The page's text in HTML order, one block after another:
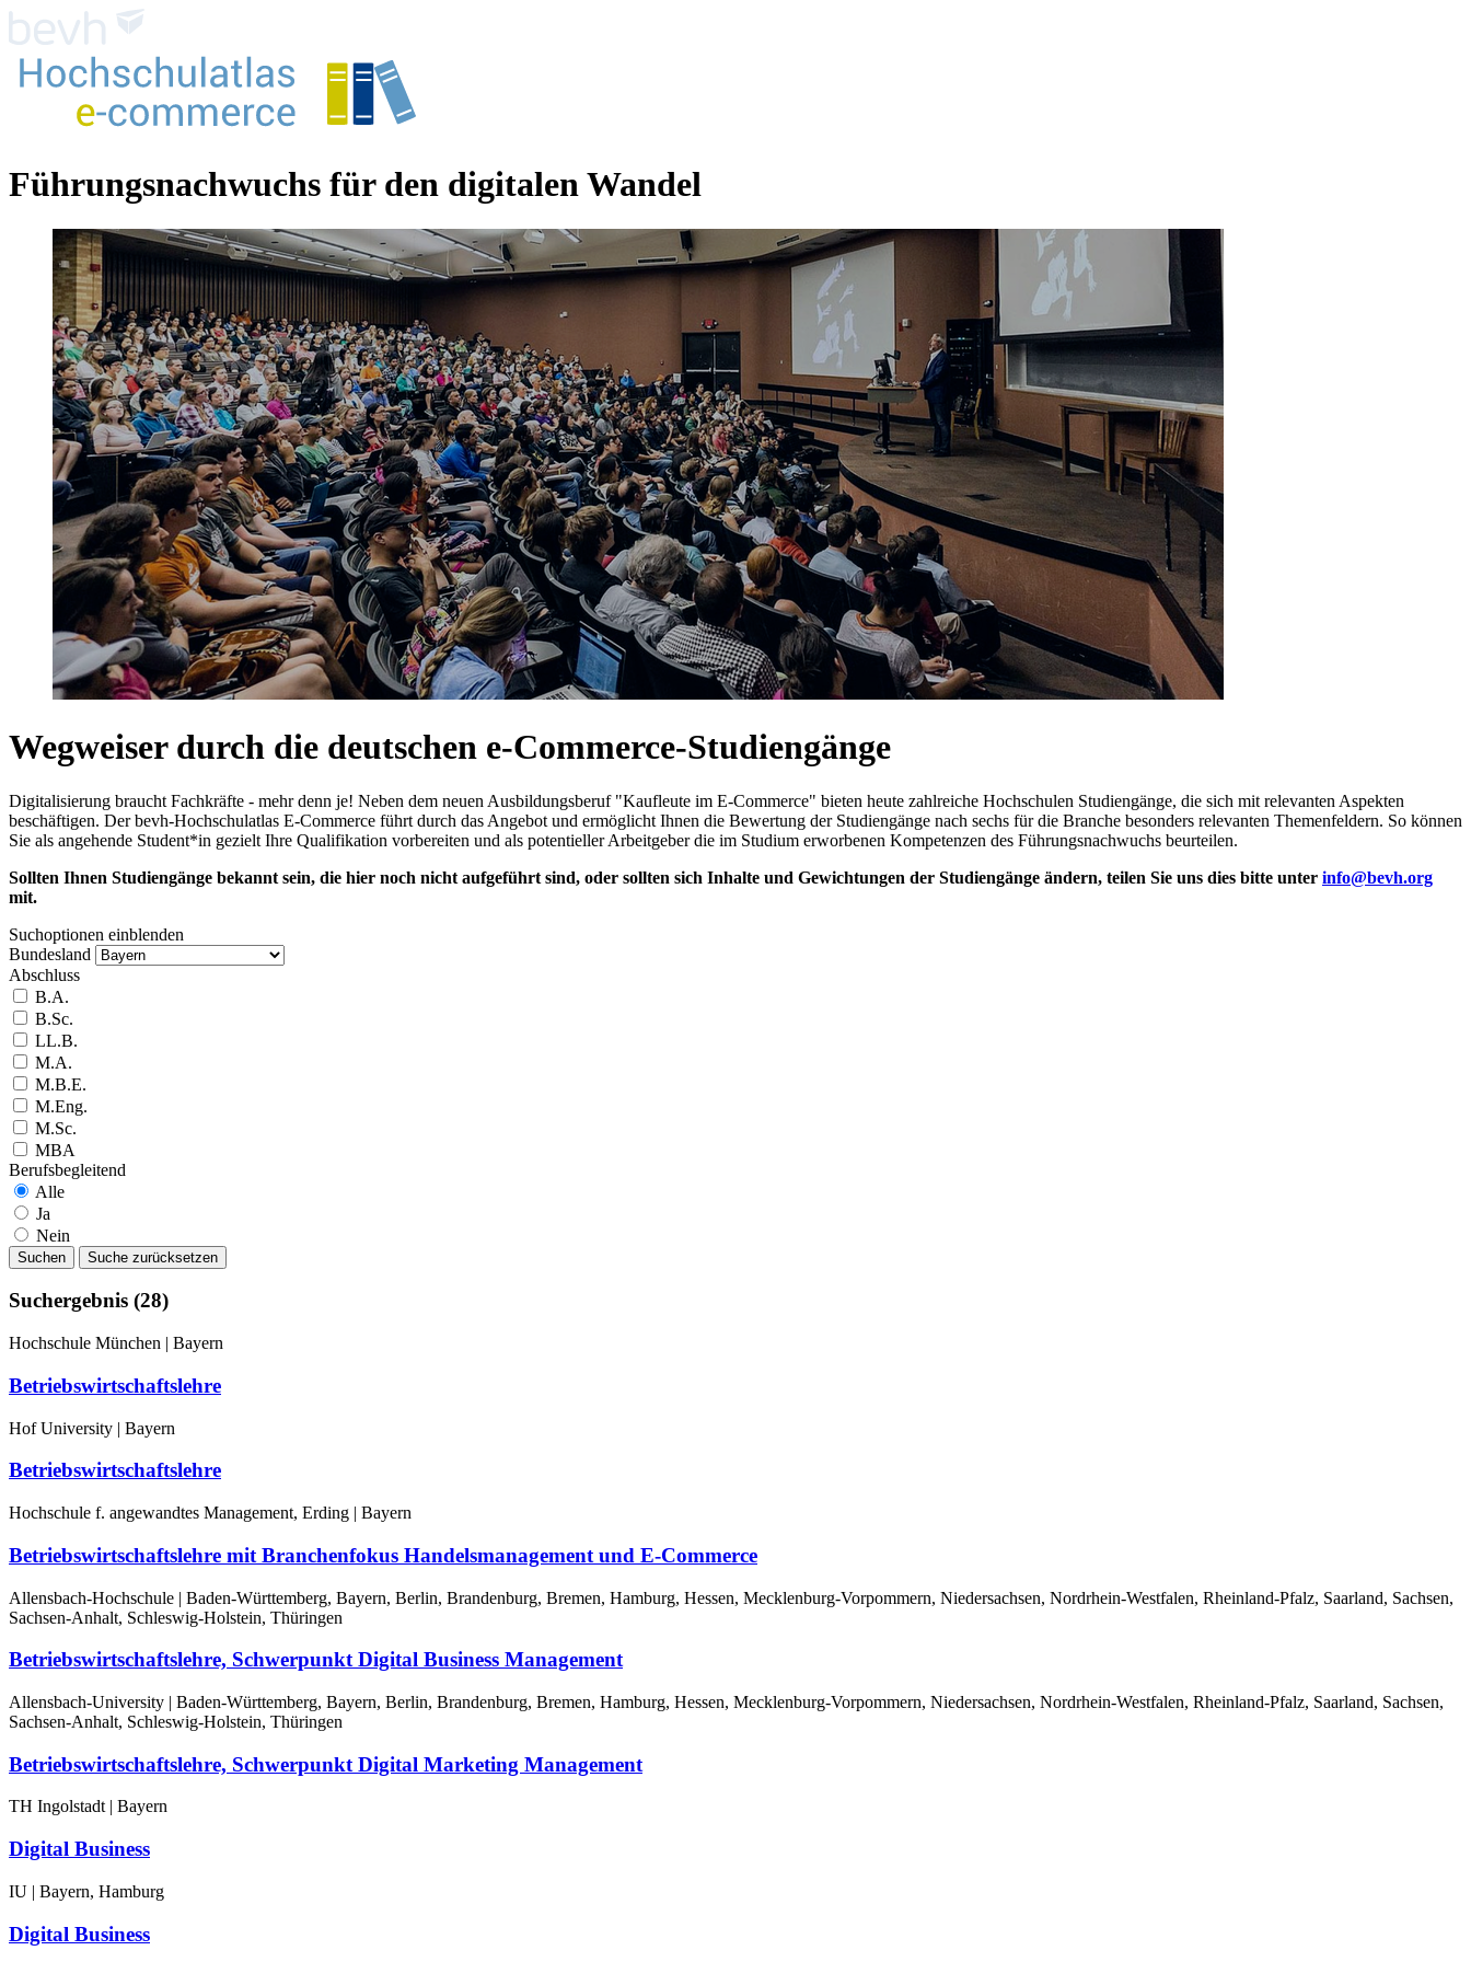
Führungsnachwuchs für den digitalen Wandel
Wegweiser durch die deutschen e-Commerce-Studiengänge
Digitalisierung braucht Fachkräfte - mehr denn je! Neben dem neuen Ausbildungsberuf "Kaufleute im E-Commerce" bieten heute zahlreiche Hochschulen Studiengänge, die sich mit relevanten Aspekten
beschäftigen. Der bevh-Hochschulatlas E-Commerce führt durch das Angebot und ermöglicht Ihnen die Bewertung der Studiengänge nach sechs für die Branche besonders relevanten Themenfeldern. So können
Sie als angehende Student*in gezielt Ihre Qualifikation vorbereiten und als potentieller Arbeitgeber die im Studium erworbenen Kompetenzen des Führungsnachwuchs beurteilen.
Sollten Ihnen Studiengänge bekannt sein, die hier noch nicht aufgeführt sind, oder sollten sich Inhalte und Gewichtungen der Studiengänge ändern, teilen Sie uns dies bitte unter info@bevh.org
mit.
Suchoptionen einblenden
Bundesland
Abschluss
B.A.
B.Sc.
LL.B.
M.A.
M.B.E.
M.Eng.
M.Sc.
MBA
Berufsbegleitend
Alle
Ja
Nein
Suchergebnis (28)
Hochschule München | Bayern
Betriebswirtschaftslehre
Hof University | Bayern
Betriebswirtschaftslehre
Hochschule f. angewandtes Management, Erding | Bayern
Betriebswirtschaftslehre mit Branchenfokus Handelsmanagement und E-Commerce
Allensbach-Hochschule | Baden-Württemberg, Bayern, Berlin, Brandenburg, Bremen, Hamburg, Hessen, Mecklenburg-Vorpommern, Niedersachsen, Nordrhein-Westfalen, Rheinland-Pfalz, Saarland, Sachsen,
Sachsen-Anhalt, Schleswig-Holstein, Thüringen
Betriebswirtschaftslehre, Schwerpunkt Digital Business Management
Allensbach-University | Baden-Württemberg, Bayern, Berlin, Brandenburg, Bremen, Hamburg, Hessen, Mecklenburg-Vorpommern, Niedersachsen, Nordrhein-Westfalen, Rheinland-Pfalz, Saarland, Sachsen,
Sachsen-Anhalt, Schleswig-Holstein, Thüringen
Betriebswirtschaftslehre, Schwerpunkt Digital Marketing Management
TH Ingolstadt | Bayern
Digital Business
IU | Bayern, Hamburg
Digital Business